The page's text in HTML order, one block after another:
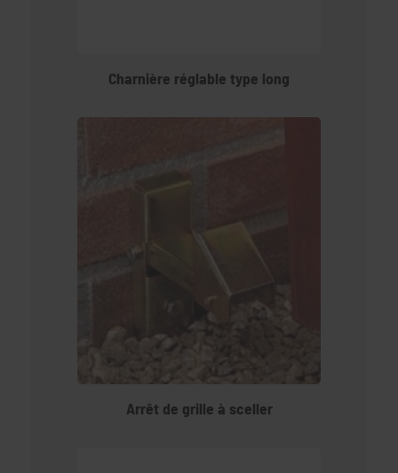
Charnière réglable type long
Arrêt de grille à sceller